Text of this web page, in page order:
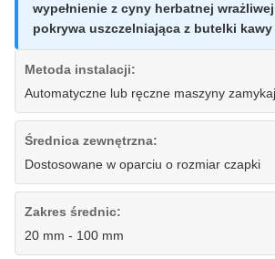
wypełnienie z cyny herbatnej
pokrywa uszczelniająca z butelki kawy
Metoda instalacji:
Automatyczne lub ręczne maszyny
Średnica zewnętrzna:
Dostosowane w oparciu o rozmiar czapki
Zakres średnic:
20 mm - 100 mm